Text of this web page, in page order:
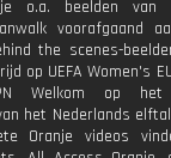
o.a. beelden van
voorafgaand
the scenes-
op UEFA Women's
Welkom op
het Nederlands
Oranje videos